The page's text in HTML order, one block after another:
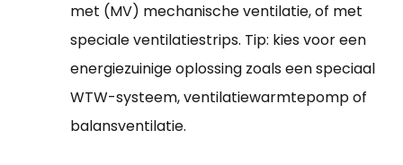
met (MV) mechanische ventilatie, of met
speciale ventilatiestrips. Tip: kies voor een
energiezuinige oplossing zoals een speciaal
WTW-systeem, ventilatiewarmtepomp of
balansventilatie.